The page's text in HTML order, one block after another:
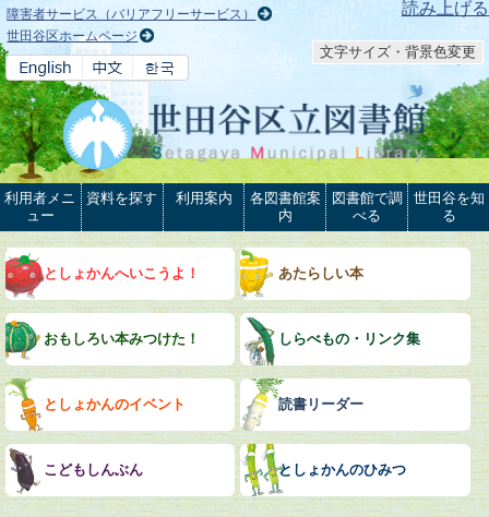
本文へ 読み上げる
障害者サービス（バリアフリーサービス）
世田谷区ホームページ
文字サイズ・背景色変更
利用者メニ
ュー
資料を探す 利用案内
各図書館案
内
図書館で調
べる
世田谷を知
る
としょかんへいこうよ！ あたらしい本
おもしろい本みつけた！ しらべもの・リンク集
としょかんのイベント 読書リーダー
こどもしんぶん としょかんのひみつ